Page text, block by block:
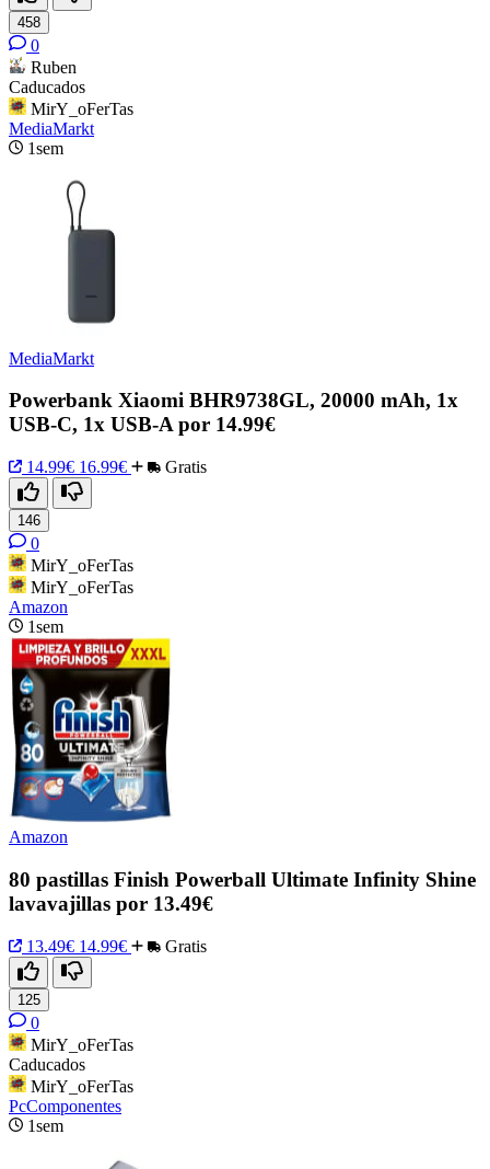
458
0
Ruben
Caducados
MirY_oFerTas
MediaMarkt
1sem
MediaMarkt
Powerbank Xiaomi BHR9738GL, 20000 mAh, 1x
USB-C, 1x USB-A por 14.99€
14.99€ 16.99€ Gratis
146
0
MirY_oFerTas
MirY_oFerTas
Amazon
1sem
Amazon
80 pastillas Finish Powerball Ultimate Infinity Shine
lavavajillas por 13.49€
13.49€ 14.99€ Gratis
125
0
MirY_oFerTas
Caducados
MirY_oFerTas
PcComponentes
1sem